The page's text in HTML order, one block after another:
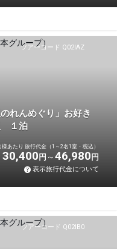
ツアーコード Q02IAZ
れんめぐり」お好き
１泊
様あたり 旅行代金（1～2名1室・税込）
30,400 円 46,980 円
表示旅行代金について
ツアーコード Q02IB0